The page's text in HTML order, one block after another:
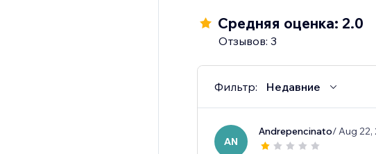
Средняя оценка: 2.0
Отзывов: 3
Фильтр: Недавние
AN
Andrepencinato/ Aug 22,